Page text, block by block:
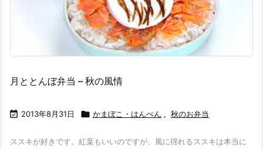
月ととんぼ弁当 – 秋の風情
 2013年8月31日  かまぼこ・はんぺん , 秋のお弁当
ススキが好きです。紅葉もいいのですが、風に揺れるススキは本当に